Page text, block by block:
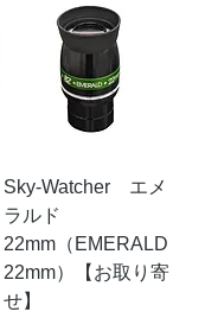
Sky-Watcher エメ
ラルド
22mm（EMERALD
22mm）【お取り寄
せ】